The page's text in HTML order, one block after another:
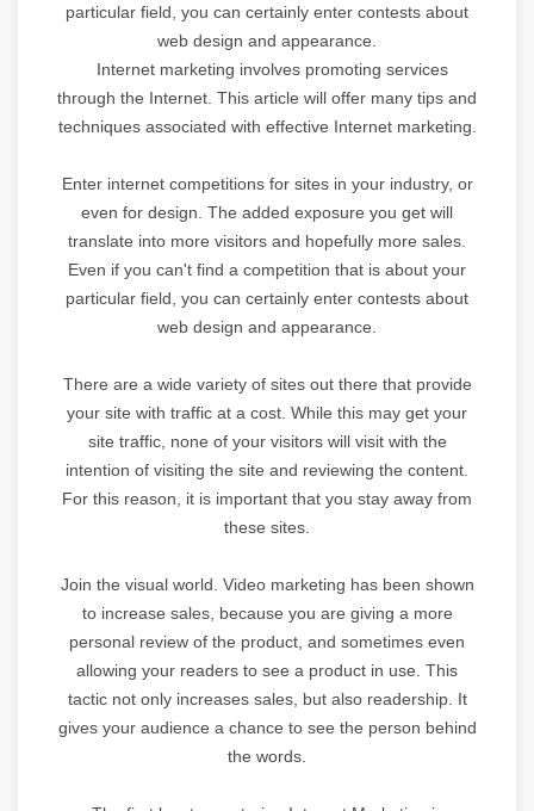
particular field, you can certainly enter contests about
web design and appearance.
Internet marketing involves promoting services
through the Internet. This article will offer many tips and
techniques associated with effective Internet marketing.
Enter internet competitions for sites in your industry, or
even for design. The added exposure you get will
translate into more visitors and hopefully more sales.
Even if you can't find a competition that is about your
particular field, you can certainly enter contests about
web design and appearance.
There are a wide variety of sites out there that provide
your site with traffic at a cost. While this may get your
site traffic, none of your visitors will visit with the
intention of visiting the site and reviewing the content.
For this reason, it is important that you stay away from
these sites.
Join the visual world. Video marketing has been shown
to increase sales, because you are giving a more
personal review of the product, and sometimes even
allowing your readers to see a product in use. This
tactic not only increases sales, but also readership. It
gives your audience a chance to see the person behind
the words.